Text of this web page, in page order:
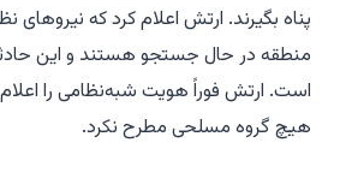
پناه بگیرند. ارتش اعلام کرد که
منطقه در حال جستجو هستند و این
است. ارتش فوراً هویت شبه‌نظامی را اعلام
هیچ گروه مسلحی مطرح نکرد.